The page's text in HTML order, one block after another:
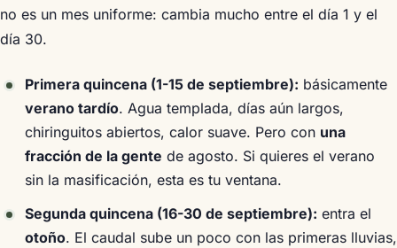
no es un mes uniforme: cambia mucho entre el día 1 y el
día 30.
Primera quincena (1-15 de septiembre): básicamente
verano tardío. Agua templada, días aún largos,
chiringuitos abiertos, calor suave. Pero con una
fracción de la gente de agosto. Si quieres el verano
sin la masificación, esta es tu ventana.
Segunda quincena (16-30 de septiembre): entra el
otoño. El caudal sube un poco con las primeras lluvias,